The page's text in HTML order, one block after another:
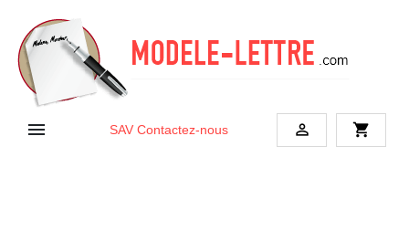
 SAV Contactez-nous  shopping_cart